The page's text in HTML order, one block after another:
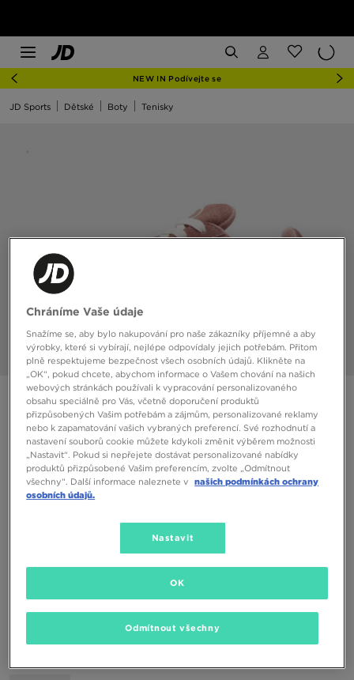
NEW IN Podívejte se
JD Sports Dětské Boty Tenisky
ONLY AT JD
ADIDAS CAMPUS 00S J
1290 Kč
Chráníme Vaše údaje
Snažíme se, aby bylo nakupování pro naše zákazníky příjemné a aby
výrobky, které si vybírají, nejlépe odpovídaly jejich potřebám. Přitom
plně respektujeme bezpečnost všech osobních údajů. Klikněte na
„OK“, pokud chcete, abychom informace o Vašem chování na našich
webových stránkách používali k vypracování personalizovaného
obsahu speciálně pro Vás, včetně doporučení produktů
přizpůsobených Vašim potřebám a zájmům, personalizované reklamy
nebo k zapamatování vašich vybraných preferencí. Své rozhodnutí a
nastavení souborů cookie můžete kdykoli změnit výběrem možnosti
„Nastavit“. Pokud si nepřejete dostávat personalizované nabídky
produktů přizpůsobené Vašim preferencím, zvolte „Odmítnout
všechny“. Další informace naleznete v našich podmínkách ochrany
osobních údajů.
Nastavit
Odmítnout všechny
OK